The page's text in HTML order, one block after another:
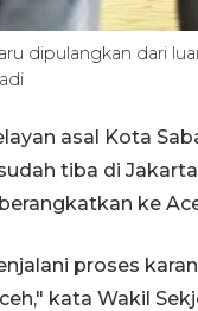
dipulangkan dari
asal Kota
tiba di
ke
proses
kata Wakil